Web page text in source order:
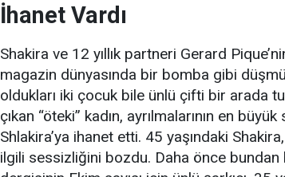
İhanet Vardı
Shakira ve 12 yıllık partneri Gerard
magazin dünyasında bir bomba gibi
oldukları iki çocuk bile ünlü çifti bir arada
çıkan “öteki” kadın, ayrılmalarının en
Shlakira’ya ihanet etti. 45 yaşındaki
ilgili sessizliğini bozdu. Daha önce bundan